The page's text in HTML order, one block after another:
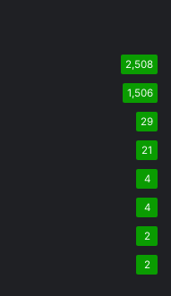
2,508
1,506
29
21
4
4
2
2